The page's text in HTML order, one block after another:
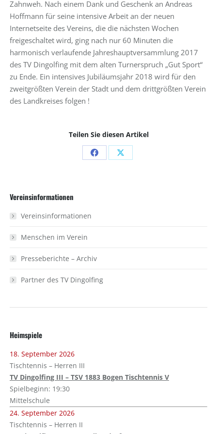
Zahnweh. Nach einem Dank und Geschenk an Andreas
Hoffmann für seine intensive Arbeit an der neuen
Internetseite des Vereins, die die nächsten Wochen
freigeschaltet wird, ging nach nur 60 Minuten die
harmonisch verlaufende Jahreshauptversammlung 2017
des TV Dingolfing mit dem alten Turnerspruch „Gut Sport“
zu Ende. Ein intensives Jubiläumsjahr 2018 wird für den
zweitgrößten Verein der Stadt und dem drittgrößten Verein
des Landkreises folgen !
Teilen Sie diesen Artikel
Share Share
Vereinsinformationen
Vereinsinformationen
Menschen im Verein
Presseberichte – Archiv
Partner des TV Dingolfing
Heimspiele
18. September 2026
Tischtennis – Herren III
TV Dingolfing III – TSV 1883 Bogen Tischtennis V
Spielbeginn: 19:30
Mittelschule
24. September 2026
Tischtennis – Herren II